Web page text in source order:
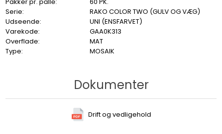
Serie:
RAKO COLOR TWO (GULV OG VÆG)
Udseende:
UNI (ENSFARVET)
Varekode:
GAA0K313
Overflade:
MAT
Type:
MOSAIK
Dokumenter
Drift og vedligehold